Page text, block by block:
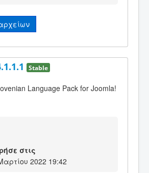
Stable
Language Pack for Joomla!
στις
2022 19:42